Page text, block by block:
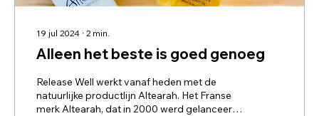
19 jul 2024 ∙ 2 min.
Alleen het beste is goed genoeg
Release Well werkt vanaf heden met de
natuurlijke productlijn Altearah. Het Franse
merk Altearah, dat in 2000 werd gelanceerd,